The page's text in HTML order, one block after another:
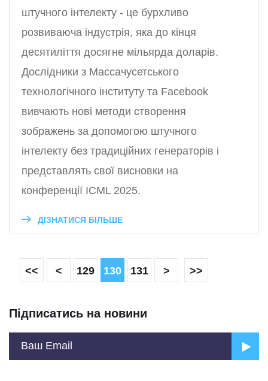
штучного інтелекту - це бурхливо
розвиваюча індустрія, яка до кінця
десятиліття досягне мільярда доларів.
Дослідники з Массачусетського
технологічного інституту та Facebook
вивчають нові методи створення
зображень за допомогою штучного
інтелекту без традиційних генераторів і
представлять свої висновки на
конференції ICML 2025.
ДІЗНАТИСЯ БІЛЬШЕ
<< < 129 130 131 > >>
Підписатись на новини